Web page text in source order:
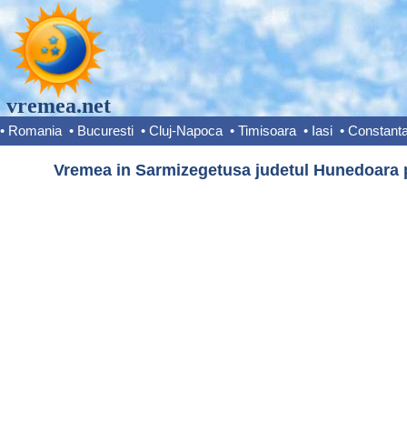
vremea.net
• Romania • Bucuresti • Cluj-Napoca • Timisoara • Iasi •
Vremea in Sarmizegetusa judetul